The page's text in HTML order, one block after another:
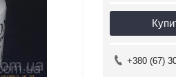
+380 (67)